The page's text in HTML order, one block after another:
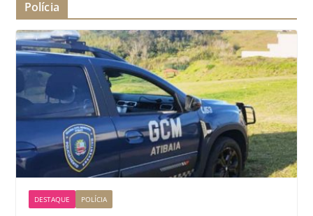
Polícia
DESTAQUE POLÍCIA